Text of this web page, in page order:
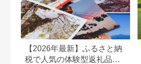
【2026年最新】ふるさと納
税で人気の体験型返礼品！